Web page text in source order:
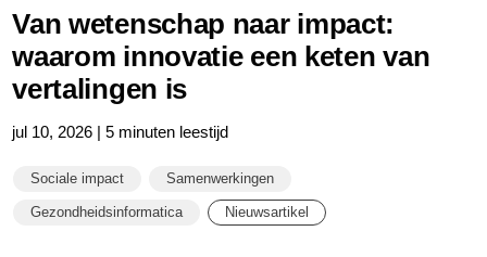
Van wetenschap naar impact:
waarom innovatie een keten van
vertalingen is
jul 10, 2026 | 5 minuten leestijd
Sociale impact Samenwerkingen
Gezondheidsinformatica Nieuwsartikel